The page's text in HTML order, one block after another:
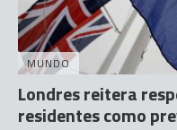
MUNDO
Londres reitera
residentes como